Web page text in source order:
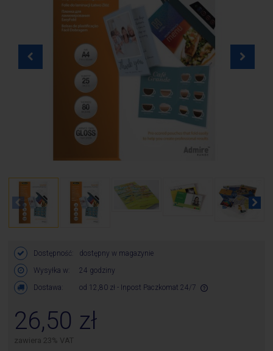
Dostępność:
dostępny w magazynie
Wysyłka w:
24 godziny
Dostawa:
od 12,80 zł - Inpost Paczkomat 24/7
26,50 zł
zawiera 23% VAT